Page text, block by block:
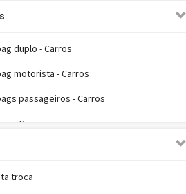
duplo - Carros
motorista - Carros
passageiros - Carros
- Carros
- Carros
digital - Carros
troca